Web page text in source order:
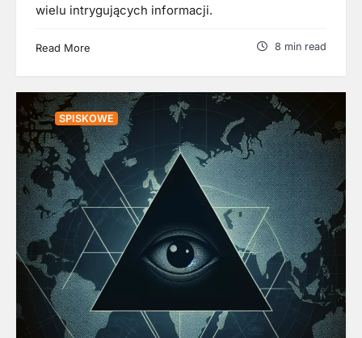
wielu intrygujących informacji.
Read More 8 min read
SPISKOWE